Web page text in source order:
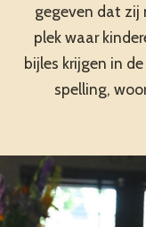
gegeven dat zij
plek waar
bijles krijgen in
spelling,